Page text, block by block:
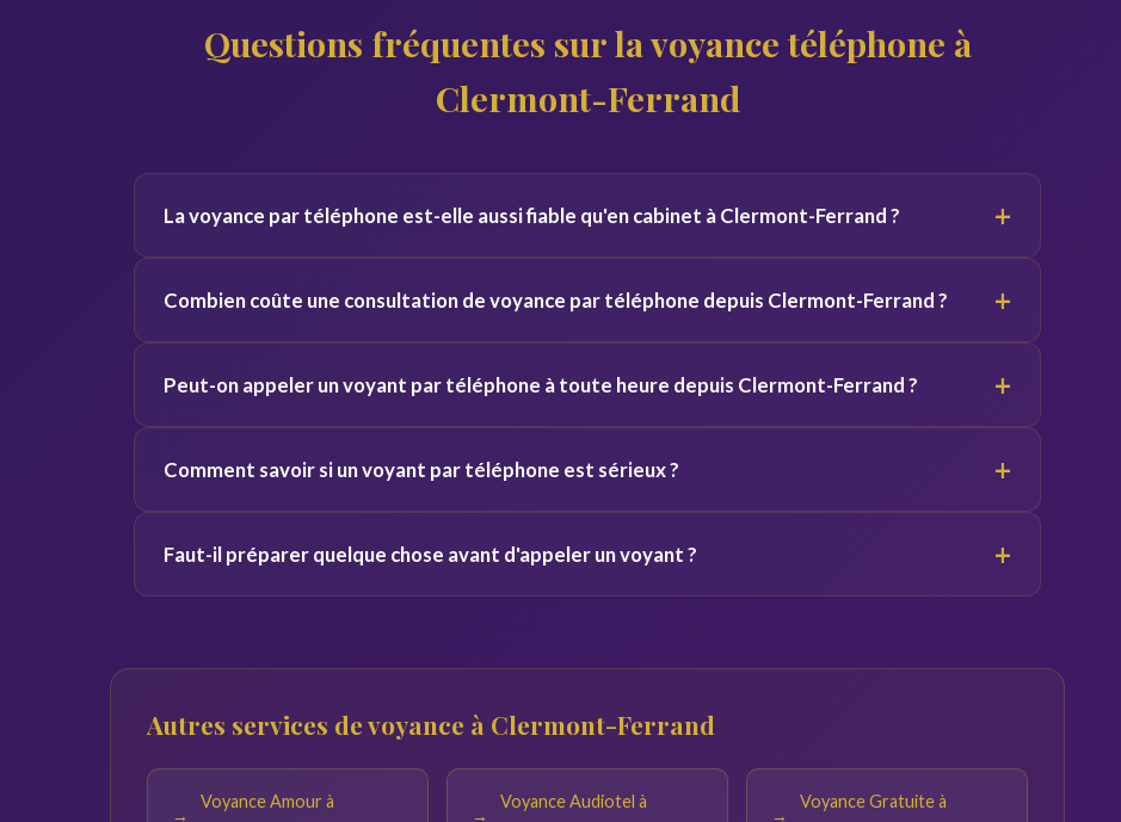
Questions fréquentes sur la voyance téléphone à
Clermont-Ferrand
La voyance par téléphone est-elle aussi fiable qu'en cabinet à Clermont-Ferrand ? +
voix et vos vibrations, ce qui donne des résultats équivalents.
Combien coûte une consultation de voyance par téléphone depuis Clermont-Ferrand ? +
pour découvrir le service sans engagement.
Peut-on appeler un voyant par téléphone à toute heure depuis Clermont-Ferrand ? +
Clermont-Ferrand et toute la France.
Comment savoir si un voyant par téléphone est sérieux ? +
offertes pour tester la connexion avant de vous engager.
Faut-il préparer quelque chose avant d'appeler un voyant ? +
Autres services de voyance à Clermont-Ferrand
Voyance Amour à
Voyance Audiotel à
Voyance Gratuite à